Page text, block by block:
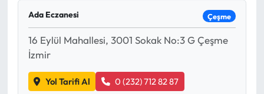
Ada Eczanesi Çeşme
16 Eylül Mahallesi, 3001 Sokak No:3 G Çeşme
İzmir
Yol Tarifi Al 0 (232) 712 82 87